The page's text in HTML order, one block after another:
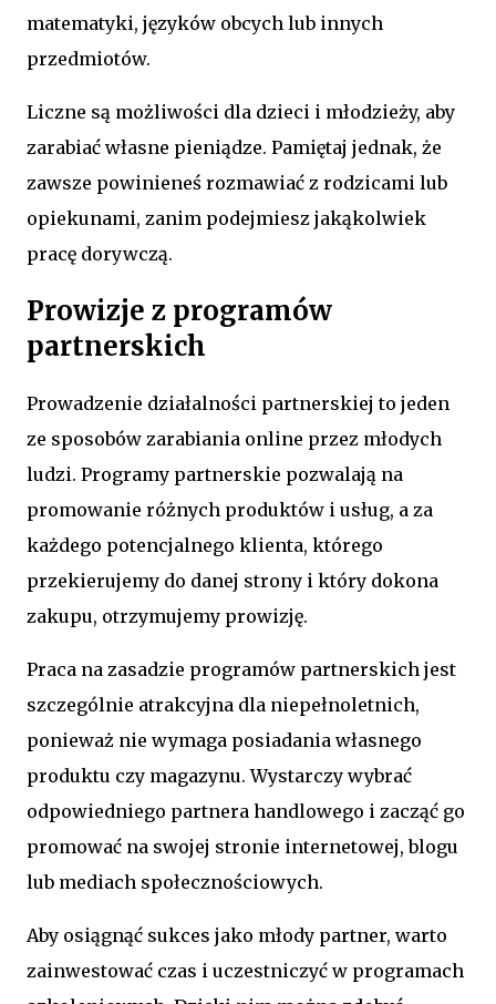
matematyki, języków obcych lub innych
przedmiotów.
Liczne są możliwości dla dzieci i młodzieży, aby
zarabiać własne pieniądze. Pamiętaj jednak, że
zawsze powinieneś rozmawiać z rodzicami lub
opiekunami, zanim podejmiesz jakąkolwiek
pracę dorywczą.
Prowizje z programów
partnerskich
Prowadzenie działalności partnerskiej to jeden
ze sposobów zarabiania online przez młodych
ludzi. Programy partnerskie pozwalają na
promowanie różnych produktów i usług, a za
każdego potencjalnego klienta, którego
przekierujemy do danej strony i który dokona
zakupu, otrzymujemy prowizję.
Praca na zasadzie programów partnerskich jest
szczególnie atrakcyjna dla niepełnoletnich,
ponieważ nie wymaga posiadania własnego
produktu czy magazynu. Wystarczy wybrać
odpowiedniego partnera handlowego i zacząć go
promować na swojej stronie internetowej, blogu
lub mediach społecznościowych.
Aby osiągnąć sukces jako młody partner, warto
zainwestować czas i uczestniczyć w programach